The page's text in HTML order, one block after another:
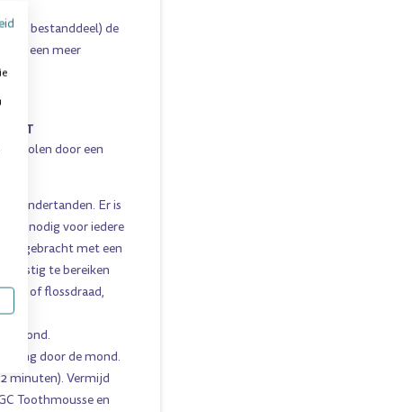
bestanddeel) de
in een meer
door een
en ondertanden. Er is
nodig voor iedere
gebracht met een
lastig te bereiken
of flossdraad,
mond.
tong door de mond.
minuten). Vermijd
Toothmousse en